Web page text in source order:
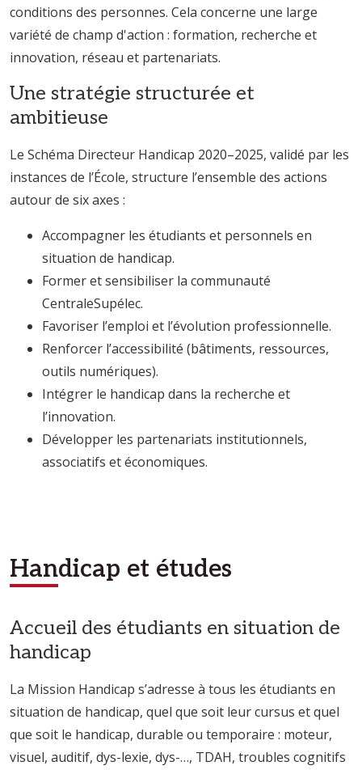
conditions des personnes. Cela concerne une large
variété de champ d'action : formation, recherche et
innovation, réseau et partenariats.
Une stratégie structurée et
ambitieuse
Le Schéma Directeur Handicap 2020–2025, validé par les
instances de l’École, structure l’ensemble des actions
autour de six axes :
Accompagner les étudiants et personnels en
situation de handicap.
Former et sensibiliser la communauté
CentraleSupélec.
Favoriser l’emploi et l’évolution professionnelle.
Renforcer l’accessibilité (bâtiments, ressources,
outils numériques).
Intégrer le handicap dans la recherche et
l’innovation.
Développer les partenariats institutionnels,
associatifs et économiques.
Handicap et études
Accueil des étudiants en situation de
handicap
La Mission Handicap s’adresse à tous les étudiants en
situation de handicap, quel que soit leur cursus et quel
que soit le handicap, durable ou temporaire : moteur,
visuel, auditif, dys-lexie, dys-…, TDAH, troubles cognitifs